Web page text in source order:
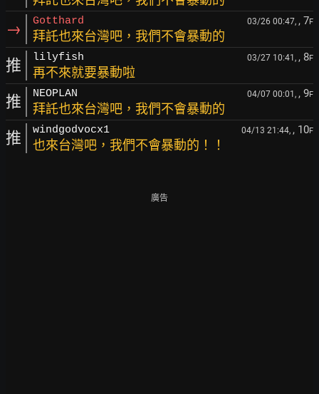
→ Gotthard 03/26 00:47, , 7F
拜託也來台灣吧，我們不會暴動的
推 lilyfish 03/27 10:41, , 8F
再不來就要暴動啦
推 NEOPLAN 04/07 00:01, , 9F
拜託也來台灣吧，我們不會暴動的
推 windgodvocx1 04/13 21:44, , 10F
也來台灣吧，我們不會暴動的！！
廣告